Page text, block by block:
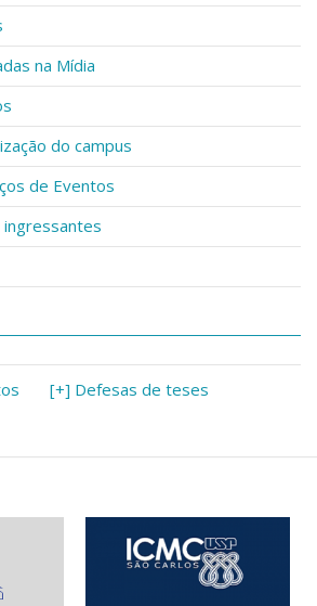
e Cursos
Interativos
e Prevenção
e Financeiro
na Mídia
do campus
de Eventos
[+] Defesas de teses